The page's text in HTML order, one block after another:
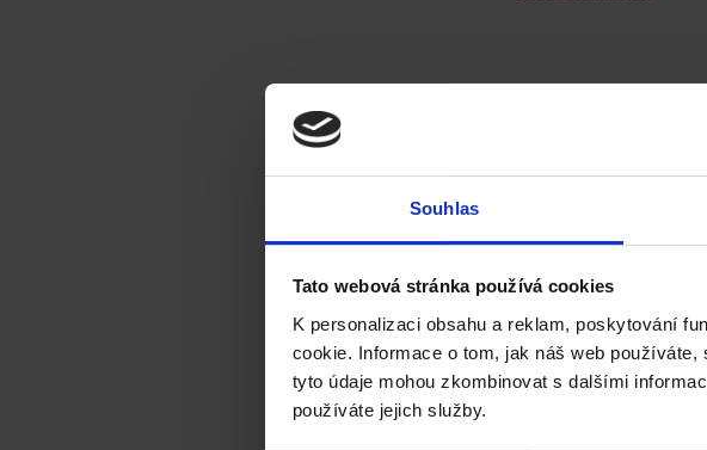
Souhlas
Tato webová stránka používá cookies
K personalizaci obsahu a reklam, poskytování
cookie. Informace o tom, jak náš web
tyto údaje mohou zkombinovat s dalšími
používáte jejich služby.
Studium v Anglii tě
Vystudovat univerzitu v Anglii je díky vstřícné
Více o financích